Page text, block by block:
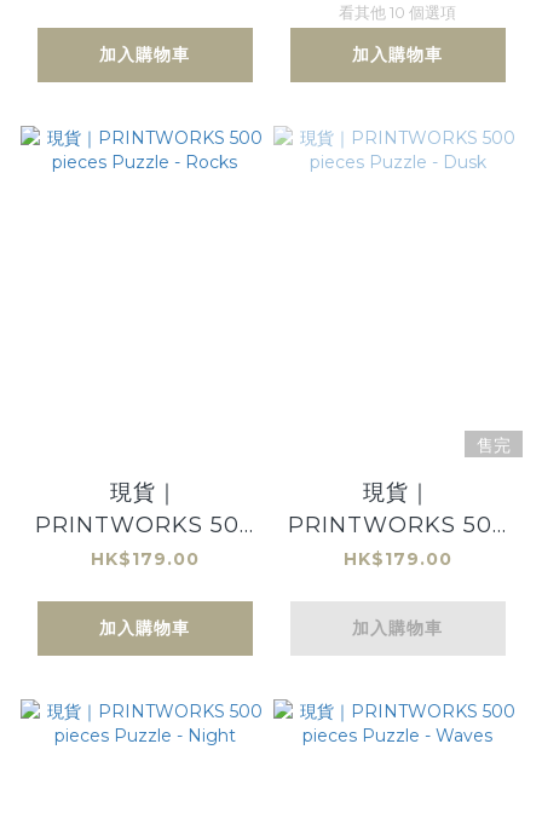
加入購物車
看其他 10 個選項
加入購物車
現貨｜
PRINTWORKS 500
pieces Puzzle -
HK$179.00
加入購物車
售完
現貨｜
PRINTWORKS 500
pieces Puzzle -
HK$179.00
加入購物車